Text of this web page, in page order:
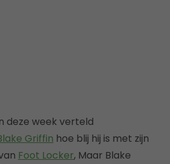
deze week verteld
Griffin hoe blij hij is met zijn
Foot Locker, Maar Blake